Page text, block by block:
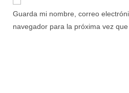
Guarda mi nombre, correo
navegador para la próxima vez que